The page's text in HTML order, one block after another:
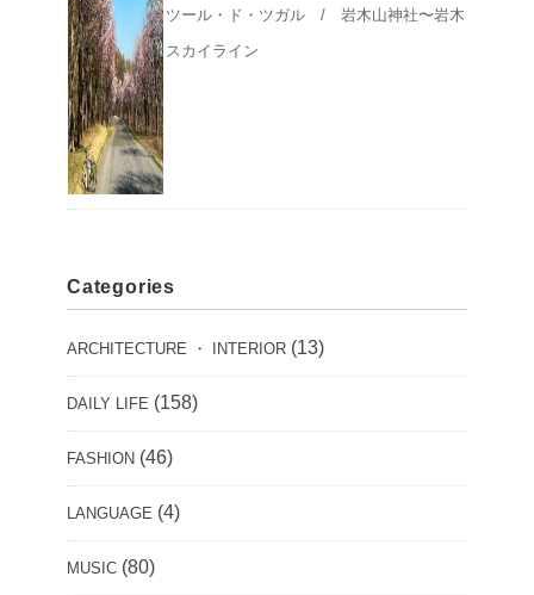
ツール・ド・ツガル / 岩木山神社〜岩木
スカイライン
Categories
ARCHITECTURE ・ INTERIOR (13)
DAILY LIFE (158)
FASHION (46)
LANGUAGE (4)
MUSIC (80)